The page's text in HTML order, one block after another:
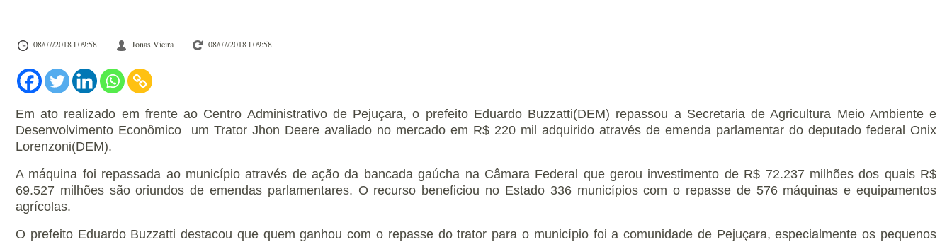
08/07/2018 l 09:58 Jonas Vieira 08/07/2018 l 09:58
Em ato realizado em frente ao Centro Administrativo de Pejuçara, o prefeito Eduardo Buzzatti(DEM) repassou a Secretaria de Agricultura Meio Ambiente e
Desenvolvimento Econômico um Trator Jhon Deere avaliado no mercado em R$ 220 mil adquirido através de emenda parlamentar do deputado federal Onix
Lorenzoni(DEM).
A máquina foi repassada ao município através de ação da bancada gaúcha na Câmara Federal que gerou investimento de R$ 72.237 milhões dos quais R$
69.527 milhões são oriundos de emendas parlamentares. O recurso beneficiou no Estado 336 municípios com o repasse de 576 máquinas e equipamentos
agrícolas.
O prefeito Eduardo Buzzatti destacou que quem ganhou com o repasse do trator para o município foi a comunidade de Pejuçara, especialmente os pequenos